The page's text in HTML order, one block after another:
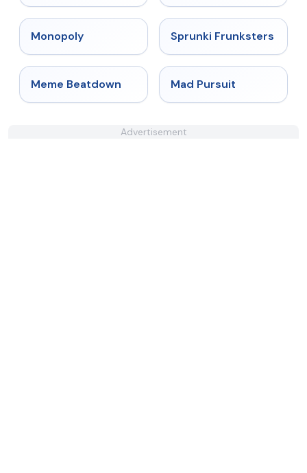
Monopoly ★ 4.7
Sprunki Frunksters
★ 4.4
Meme Beatdown Mad Pursuit
Advertisement